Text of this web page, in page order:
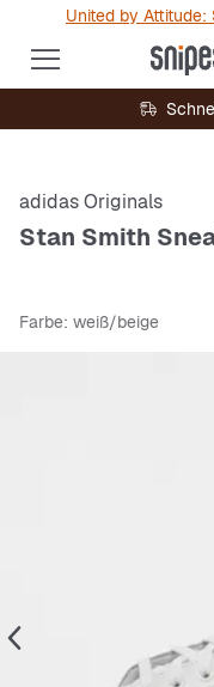
United by
adidas Originals
Stan Smith
Farbe: weiß/beige